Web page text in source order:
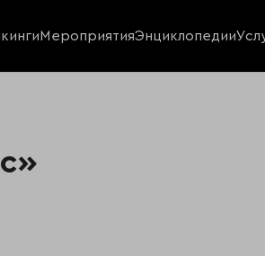
МероприятияЭнциклопедии